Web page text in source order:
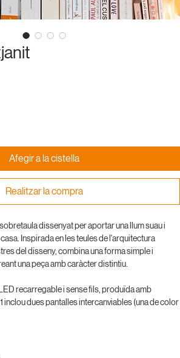
Afegir a la cistella
Realitzar la compra
sobretaula dissenyat per aportar una llum suau i
Inspirada en les teules de l'arquitectura
del disseny, combina una forma simple i
una peça amb caràcter distintiu.
recarregable i sense fils, produïda amb
inclou dues pantalles intercanviables (una de color